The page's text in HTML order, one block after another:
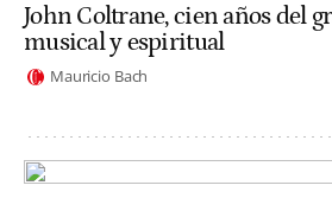
John Coltrane, cien años del
musical y espiritual
Mauricio Bach